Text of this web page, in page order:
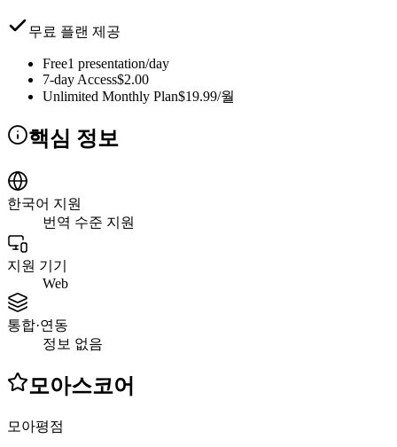
무료 플랜 제공
Free1 presentation/day
7-day Access$2.00
Unlimited Monthly Plan$19.99/월
핵심 정보
한국어 지원
번역 수준 지원
지원 기기
Web
통합·연동
정보 없음
모아스코어
모아평점